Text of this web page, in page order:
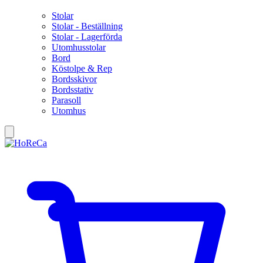
Stolar
Stolar - Beställning
Stolar - Lagerförda
Utomhusstolar
Bord
Köstolpe & Rep
Bordsskivor
Bordsstativ
Parasoll
Utomhus